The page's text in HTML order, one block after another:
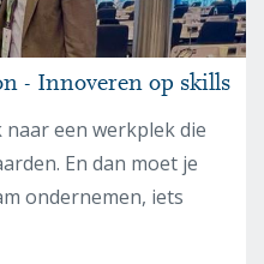
- Innoveren op skills
naar een werkplek die
En dan moet je
ondernemen, iets